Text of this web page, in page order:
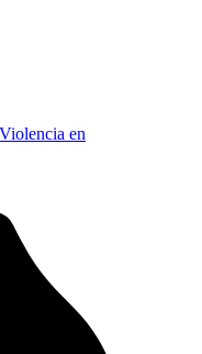
Violencia en